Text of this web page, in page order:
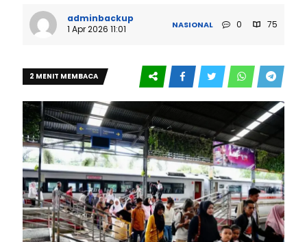
adminbackup
1 Apr 2026 11:01
NASIONAL 0 75
2 MENIT MEMBACA